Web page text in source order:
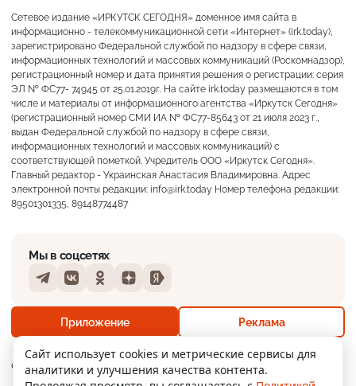
+22° Ощущается как +22
4 м/с 756 мм 77%
Сетевое издание «ИРКУТСК СЕГОДНЯ» доменное имя сайта в
информационно - телекоммуникационной сети «Интернет» (irk.today),
зарегистрировано Федеральной службой по надзору в сфере связи,
информационных технологий и массовых коммуникаций (Роскомнадзор),
регистрационный номер и дата принятия решения о регистрации: серия
ЭЛ № ФС77- 74945 от 25.01.2019г. На сайте irk.today размещаются в том
числе и материалы от информационного агентства «Иркутск Сегодня»
(регистрационный номер СМИ ИА № ФС77-85643 от 21 июля 2023 г.,
выдан Федеральной службой по надзору в сфере связи,
информационных технологий и массовых коммуникаций) с
соответствующей пометкой. Учредитель ООО «Иркутск Сегодня».
Главный редактор - Украинская Анастасия Владимировна. Адрес
электронной почты редакции: info@irk.today Номер телефона редакции:
89501301335, 89148774487
О нас Контакты
Прислать новость
Мы в соцсетях
TelegramVKontakteOdnoklassniki
DzenYandex
Приложение Реклама
Сайт использует cookies и метрические сервисы для
аналитики и улучшения качества контента.